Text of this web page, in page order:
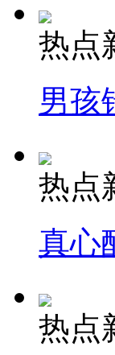
热点
男孩
热点
真心
热点